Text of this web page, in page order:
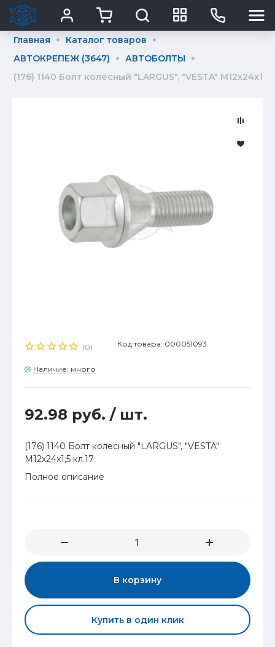
Главная
Каталог товаров
АВТОКРЕПЕЖ (3647)
АВТОБОЛТЫ
(176) 1140 Болт колесный "LARGUS", "VESTA" М12х24х1,5
(0) Код товара: 000051093
Наличие: много
92.98 руб. / шт.
(176) 1140 Болт колесный "LARGUS", "VESTA"
М12х24х1,5 кл.17
Полное описание
В корзину
Купить в один клик